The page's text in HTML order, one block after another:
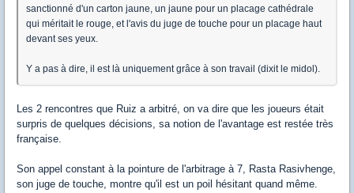
sanctionné d'un carton jaune, un jaune pour un placage cathédrale
qui méritait le rouge, et l'avis du juge de touche pour un placage haut
devant ses yeux.
Y a pas à dire, il est là uniquement grâce à son travail (dixit le midol).
Les 2 rencontres que Ruiz a arbitré, on va dire que les joueurs était
surpris de quelques décisions, sa notion de l'avantage est restée très
française.
Son appel constant à la pointure de l'arbitrage à 7, Rasta Rasivhenge,
son juge de touche, montre qu'il est un poil hésitant quand même.